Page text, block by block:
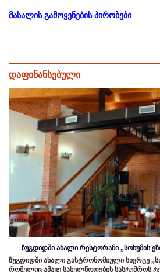
მასალის გამოყენების პირობები
დაფინანსებული
ზუგდიდში ახალი რესტორანი „სოხუმის
ზუგდიდში ახალი გასტრონომიული სივრცე
რომელიც ამავე სახელწოდების სასტუმროს